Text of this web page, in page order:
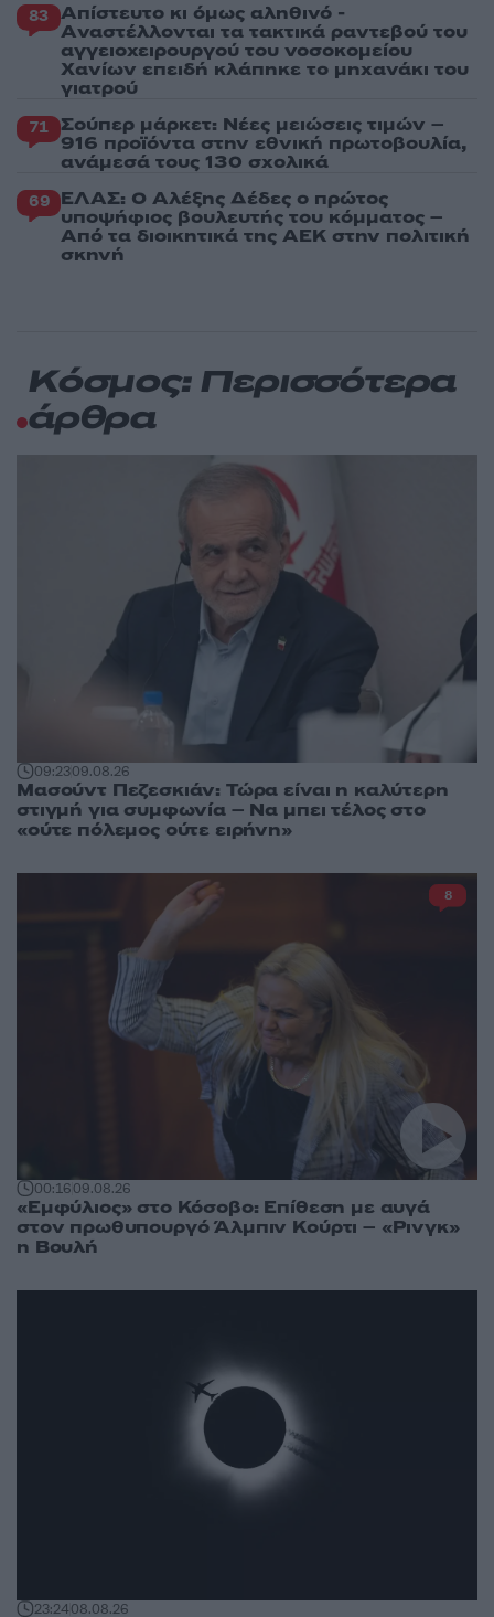
83 Απίστευτο κι όμως αληθινό -
Aναστέλλονται τα τακτικά ραντεβού του
αγγειοχειρουργού του νοσοκομείου
Χανίων επειδή κλάπηκε το μηχανάκι του
γιατρού
71 Σούπερ μάρκετ: Νέες μειώσεις τιμών –
916 προϊόντα στην εθνική πρωτοβουλία,
ανάμεσά τους 130 σχολικά
69 ΕΛΑΣ: Ο Αλέξης Δέδες ο πρώτος
υποψήφιος βουλευτής του κόμματος –
Από τα διοικητικά της ΑΕΚ στην πολιτική
σκηνή
Κόσμος: Περισσότερα
άρθρα
09:2309.08.26
Μασούντ Πεζεσκιάν: Τώρα είναι η καλύτερη
στιγμή για συμφωνία – Να μπει τέλος στο
«ούτε πόλεμος ούτε ειρήνη»
00:1609.08.26
«Εμφύλιος» στο Κόσοβο: Επίθεση με αυγά
στον πρωθυπουργό Άλμπιν Κούρτι – «Ρινγκ»
η Βουλή
8
23:2408.08.26